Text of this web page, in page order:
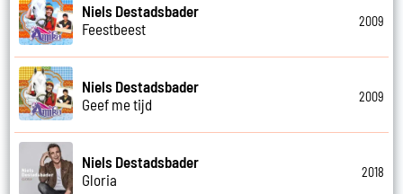
Niels Destadsbader
Feestbeest
2009
Niels Destadsbader
Geef me tijd
2009
Niels Destadsbader
Gloria
2018